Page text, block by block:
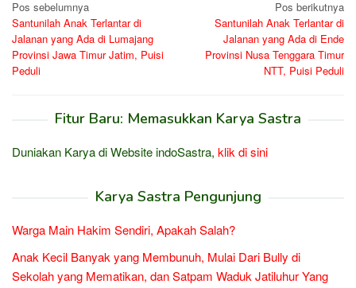
Navigasi
pos
Pos sebelumnya
Santunilah Anak Terlantar di
Jalanan yang Ada di Lumajang
Provinsi Jawa Timur Jatim, Puisi
Peduli
Pos berikutnya
Santunilah Anak Terlantar di
Jalanan yang Ada di Ende
Provinsi Nusa Tenggara Timur
NTT, Puisi Peduli
Fitur Baru: Memasukkan Karya Sastra
Duniakan Karya di Website indoSastra, klik di sini
Karya Sastra Pengunjung
Warga Main Hakim Sendiri, Apakah Salah?
Anak Kecil Banyak yang Membunuh, Mulai Dari Bully di
Sekolah yang Mematikan, dan Satpam Waduk Jatiluhur Yang